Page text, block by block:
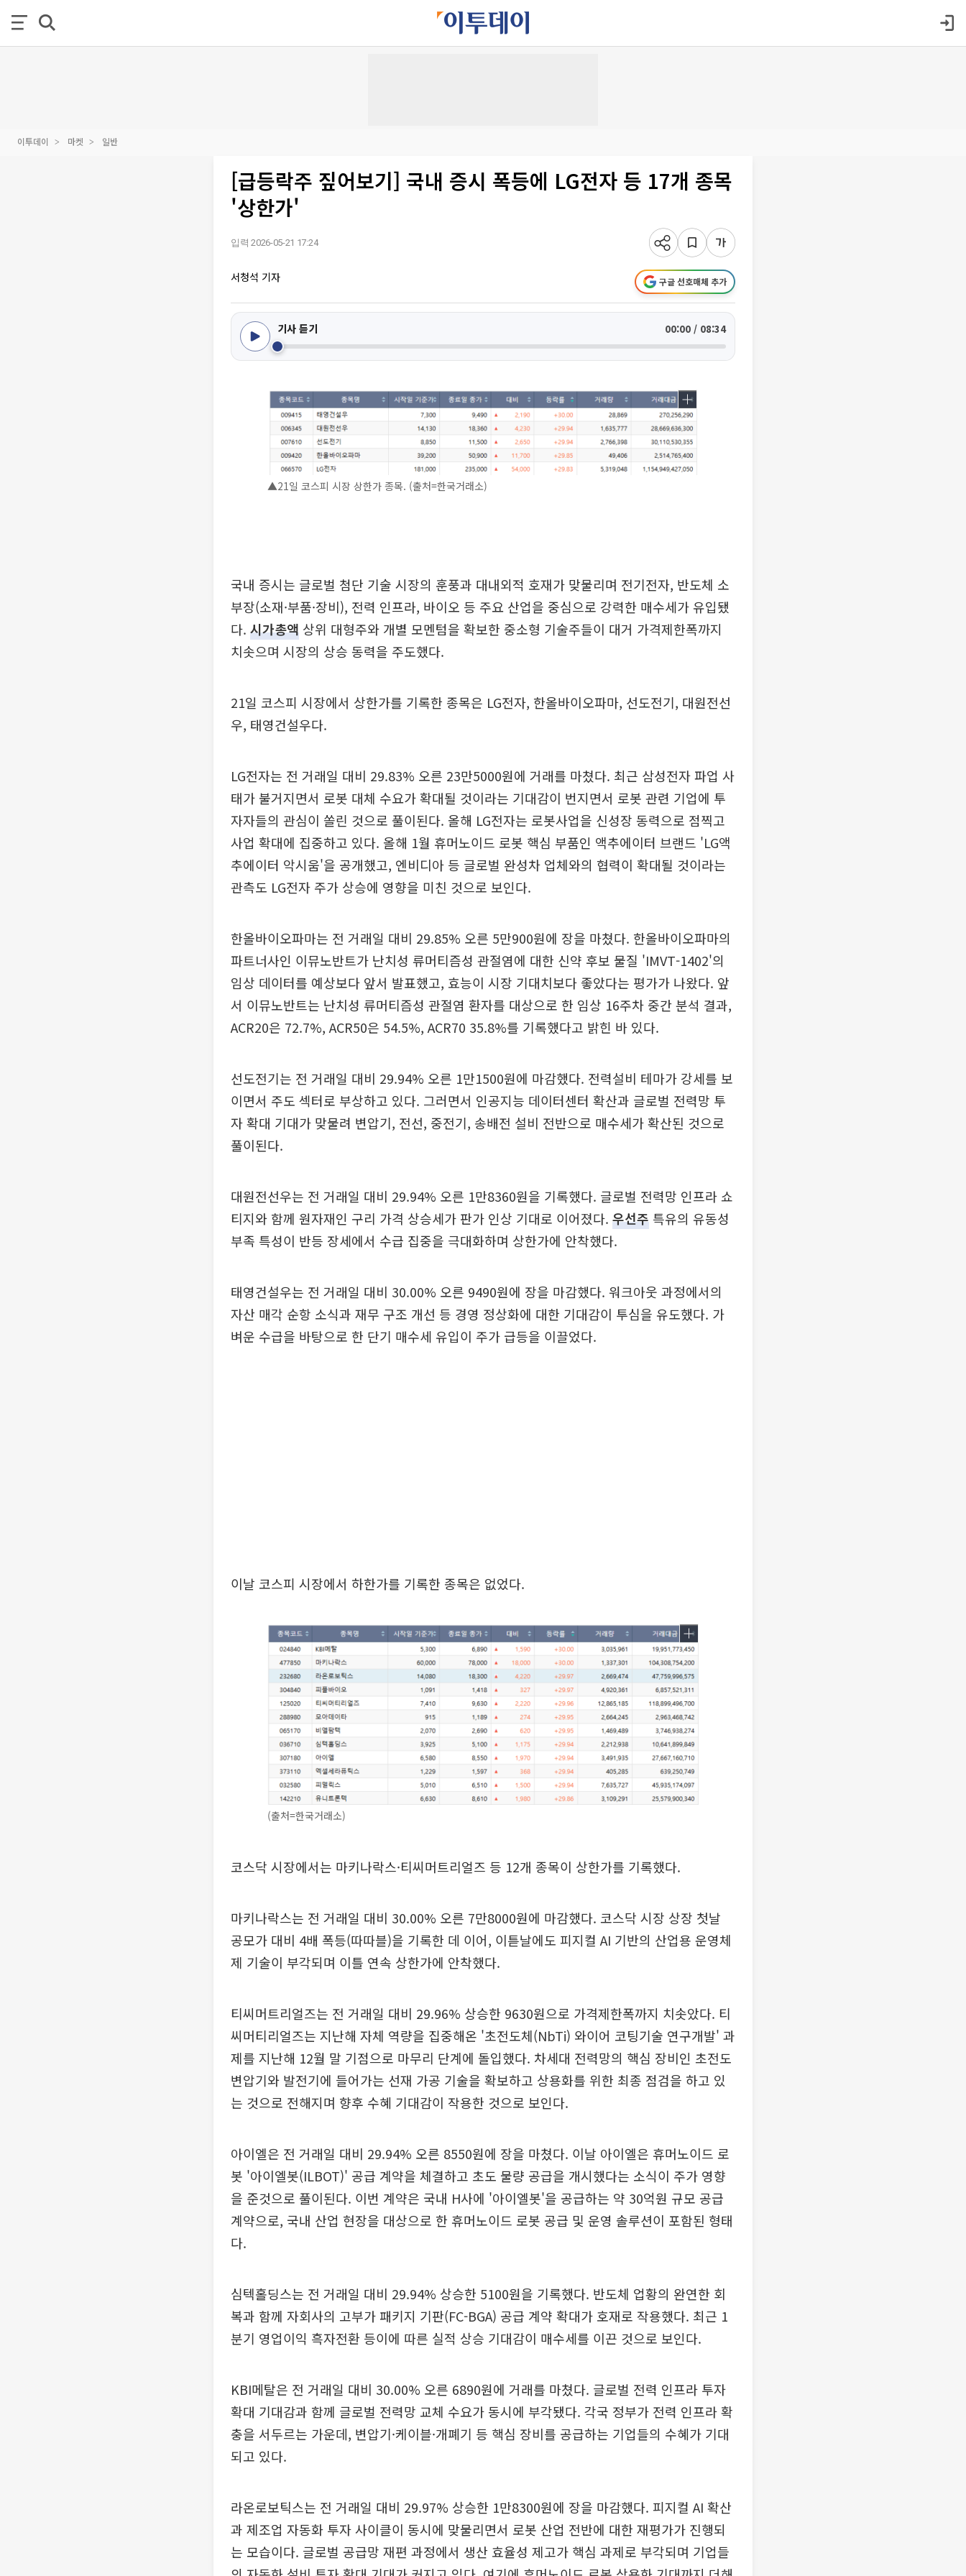
이투데이 마켓 일반
[급등락주 짚어보기] 국내 증시 폭등에 LG전자 등 17개 종목
'상한가'
입력 2026-05-21 17:24
서청석 기자 구글 선호매체 추가
기사 듣기 00:00 / 08:34
▲21일 코스피 시장 상한가 종목. (출처=한국거래소)
국내 증시는 글로벌 첨단 기술 시장의 훈풍과 대내외적 호재가 맞물리며 전기전자, 반도체 소
부장(소재·부품·장비), 전력 인프라, 바이오 등 주요 산업을 중심으로 강력한 매수세가 유입됐
다. 시가총액 상위 대형주와 개별 모멘텀을 확보한 중소형 기술주들이 대거 가격제한폭까지
치솟으며 시장의 상승 동력을 주도했다.
21일 코스피 시장에서 상한가를 기록한 종목은 LG전자, 한올바이오파마, 선도전기, 대원전선
우, 태영건설우다.
LG전자는 전 거래일 대비 29.83% 오른 23만5000원에 거래를 마쳤다. 최근 삼성전자 파업 사
태가 불거지면서 로봇 대체 수요가 확대될 것이라는 기대감이 번지면서 로봇 관련 기업에 투
자자들의 관심이 쏠린 것으로 풀이된다. 올해 LG전자는 로봇사업을 신성장 동력으로 점찍고
사업 확대에 집중하고 있다. 올해 1월 휴머노이드 로봇 핵심 부품인 액추에이터 브랜드 'LG액
추에이터 악시움'을 공개했고, 엔비디아 등 글로벌 완성차 업체와의 협력이 확대될 것이라는
관측도 LG전자 주가 상승에 영향을 미친 것으로 보인다.
한올바이오파마는 전 거래일 대비 29.85% 오른 5만900원에 장을 마쳤다. 한올바이오파마의
파트너사인 이뮤노반트가 난치성 류머티즘성 관절염에 대한 신약 후보 물질 'IMVT-1402'의
임상 데이터를 예상보다 앞서 발표했고, 효능이 시장 기대치보다 좋았다는 평가가 나왔다. 앞
서 이뮤노반트는 난치성 류머티즘성 관절염 환자를 대상으로 한 임상 16주차 중간 분석 결과,
ACR20은 72.7%, ACR50은 54.5%, ACR70 35.8%를 기록했다고 밝힌 바 있다.
선도전기는 전 거래일 대비 29.94% 오른 1만1500원에 마감했다. 전력설비 테마가 강세를 보
이면서 주도 섹터로 부상하고 있다. 그러면서 인공지능 데이터센터 확산과 글로벌 전력망 투
자 확대 기대가 맞물려 변압기, 전선, 중전기, 송배전 설비 전반으로 매수세가 확산된 것으로
풀이된다.
대원전선우는 전 거래일 대비 29.94% 오른 1만8360원을 기록했다. 글로벌 전력망 인프라 쇼
티지와 함께 원자재인 구리 가격 상승세가 판가 인상 기대로 이어졌다. 우선주 특유의 유동성
부족 특성이 반등 장세에서 수급 집중을 극대화하며 상한가에 안착했다.
태영건설우는 전 거래일 대비 30.00% 오른 9490원에 장을 마감했다. 워크아웃 과정에서의
자산 매각 순항 소식과 재무 구조 개선 등 경영 정상화에 대한 기대감이 투심을 유도했다. 가
벼운 수급을 바탕으로 한 단기 매수세 유입이 주가 급등을 이끌었다.
이날 코스피 시장에서 하한가를 기록한 종목은 없었다.
(출처=한국거래소)
코스닥 시장에서는 마키나락스·티씨머트리얼즈 등 12개 종목이 상한가를 기록했다.
마키나락스는 전 거래일 대비 30.00% 오른 7만8000원에 마감했다. 코스닥 시장 상장 첫날
공모가 대비 4배 폭등(따따블)을 기록한 데 이어, 이튿날에도 피지컬 AI 기반의 산업용 운영체
제 기술이 부각되며 이틀 연속 상한가에 안착했다.
티씨머트리얼즈는 전 거래일 대비 29.96% 상승한 9630원으로 가격제한폭까지 치솟았다. 티
씨머티리얼즈는 지난해 자체 역량을 집중해온 '초전도체(NbTi) 와이어 코팅기술 연구개발' 과
제를 지난해 12월 말 기점으로 마무리 단계에 돌입했다. 차세대 전력망의 핵심 장비인 초전도
변압기와 발전기에 들어가는 선재 가공 기술을 확보하고 상용화를 위한 최종 점검을 하고 있
는 것으로 전해지며 향후 수혜 기대감이 작용한 것으로 보인다.
아이엘은 전 거래일 대비 29.94% 오른 8550원에 장을 마쳤다. 이날 아이엘은 휴머노이드 로
봇 '아이엘봇(ILBOT)' 공급 계약을 체결하고 초도 물량 공급을 개시했다는 소식이 주가 영향
을 준것으로 풀이된다. 이번 계약은 국내 H사에 '아이엘봇'을 공급하는 약 30억원 규모 공급
계약으로, 국내 산업 현장을 대상으로 한 휴머노이드 로봇 공급 및 운영 솔루션이 포함된 형태
다.
심텍홀딩스는 전 거래일 대비 29.94% 상승한 5100원을 기록했다. 반도체 업황의 완연한 회
복과 함께 자회사의 고부가 패키지 기판(FC-BGA) 공급 계약 확대가 호재로 작용했다. 최근 1
분기 영업이익 흑자전환 등이에 따른 실적 상승 기대감이 매수세를 이끈 것으로 보인다.
KBI메탈은 전 거래일 대비 30.00% 오른 6890원에 거래를 마쳤다. 글로벌 전력 인프라 투자
확대 기대감과 함께 글로벌 전력망 교체 수요가 동시에 부각됐다. 각국 정부가 전력 인프라 확
충을 서두르는 가운데, 변압기·케이블·개폐기 등 핵심 장비를 공급하는 기업들의 수혜가 기대
되고 있다.
라온로보틱스는 전 거래일 대비 29.97% 상승한 1만8300원에 장을 마감했다. 피지컬 AI 확산
과 제조업 자동화 투자 사이클이 동시에 맞물리면서 로봇 산업 전반에 대한 재평가가 진행되
는 모습이다. 글로벌 공급망 재편 과정에서 생산 효율성 제고가 핵심 과제로 부각되며 기업들